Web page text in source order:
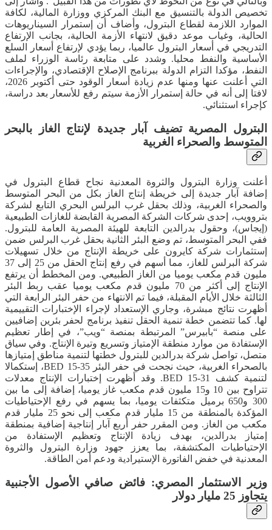
تخصيص الدولة بالتنسيق مع البنك المركزي ووزارة المالية، لكافة
الموارد اللازمة لقطاع البترول، وأضاف أن إستمرار السيناريوهات
الحالية، وغياب موعد دقيق لانتهاء الأزمة الحالية، بجانب الإرتفاع
التدريجي في أسعار البترول عالميا، ربما يؤدي لإرتفاع أسعار السلع
الأساسية والنفط محليا. وشدد على متابعة رئاسة الوزراء لملف
النفط، مؤكدا التزام الدولة ببرنامج الإصلاح الإقتصادي، والإجراءات
التي أعلنت عنها ومنها عدم زيادة أسعار الوقود حتى أكتوبر 2026،
لافتا إلى أنه في حالة إستمرار الأزمة سيتم رفع للأسعار بعد دراسة،
كإجراء استثنائي.
البترول المصرية تضيف آبار جديدة لإنتاج الغاز بالبحر
المتوسط والصحراء الغربية
أعلنت وزارة البترول والثروة المعدنية نجاح قطاع البترول في
إضافة آبار جديدة إلى خريطة إنتاج الغاز بكل من البحر المتوسط
والصحراء الغربية، وذلك بحقل غرب البرلس البحري التابع لشركة
بتروويب، إحدى شركات الشركة المصرية القابضة للغازات الطبيعية
(إيجاس)، وحقول بدرالدين التابعة للهيئة المصرية العامة للبترول.
ففي البحر المتوسط، تم وضع البئر الثانية بحقل غرب البرلس ضمن
إستثمارات شركة كايرون على خريطة الإنتاج من خلال تسهيلات
شركة البرلس للغاز، مما أسهم في رفع إنتاج الحقل من 25 إلى 37
مليون قدم مكعب يوميا من الغاز الطبيعي. ومن المخطط أن يرتفع
الإنتاج إلى أكثر من 70 مليون قدم مكعب يوميا عقب ربط البئر
الثالثة خلال الأيام المقبلة، فيما تم الانتهاء من حفر البئر الرابعة التي
أظهرت نتائج مبشرة، وجاري الإستعداد لإجراء الإختبارات التقييمية
لها. كما تتضمن خطة تنمية الحقل تنفيذ برنامج لحفر بئرين إضافيين
على منصة “بابيرس” المرتبطة بمنصة “ويب”، في إطار تعظيم
الإستفادة من موارد منطقة الإمتياز وتسريع وتيرة الإنتاج. وفي سياق
متصل، تواصل شركة بدرالدين للبترول خطتها لتنمية مناطق إمتيازها
بالصحراء الغربية، حيث نجحت في حفر البئر BED 15-35، إستكمالا
لتنمية كشف BED 15-31. وقد أظهرت إختبارات الإنتاج معدلات
تتراوح بين 10 و15 مليون قدم مكعب غاز يوميا، إضافة إلى ما بين
300 و650 برميل متكثفات يوميا، بما يسهم في رفع الإحتياطيات
المؤكدة بالمنطقة من 15 مليار قدم مكعب إلى نحو 25 مليار قدم
مكعب من الغاز. ومن المقرر حفر أربع آبار إنتاجية إضافية بمنطقة
إمتياز بدرالدين، بهدف زيادة الإنتاج وتعظيم الإستفادة من
الإحتياطيات المكتشفة، بما يعزز جهود وزارة البترول والثروة
المعدنية في خفض الفاتورة الإستيرادية ودعم أمن الطاقة.
وزير الاستثمار المصري: فائض صافي الأصول الأجنبية
يتجاوز 25 مليار دولار